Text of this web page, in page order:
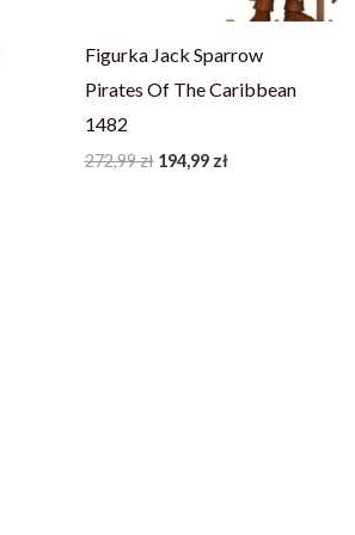
Figurka Jack Sparrow
Pirates Of The Caribbean
1482
272,99zł 194,99 zł